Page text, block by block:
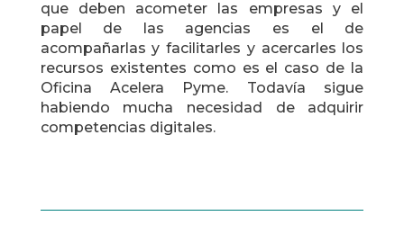
que deben acometer las empresas y el
papel de las agencias es el de
acompañarlas y facilitarles y acercarles los
recursos existentes como es el caso de la
Oficina Acelera Pyme. Todavía sigue
habiendo mucha necesidad de adquirir
competencias digitales.